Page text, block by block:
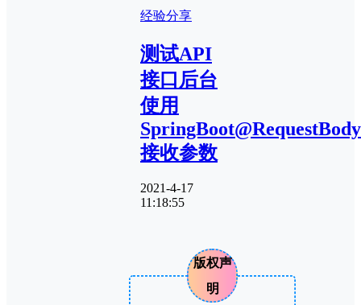
经验分享
测试API
接口后台
使用
SpringBoot@RequestBody
接收参数
2021-4-17
11:18:55
版权声
明